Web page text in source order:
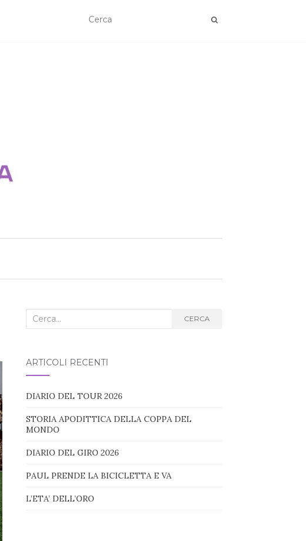
Cerca
CERCA
ARTICOLI RECENTI
DIARIO DEL TOUR 2026
STORIA APODITTICA DELLA COPPA DEL
MONDO
DIARIO DEL GIRO 2026
PAUL PRENDE LA BICICLETTA E VA
L’ETA’ DELL’ORO